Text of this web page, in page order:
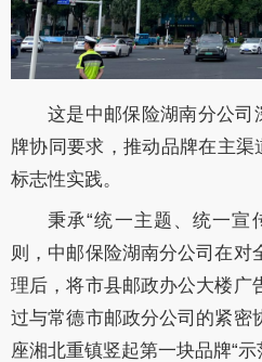
这是中邮保险湖南分公司
牌协同要求，推动品牌在主渠
标志性实践。
秉承“统一主题、统一宣
则，中邮保险湖南分公司在对
理后，将市县邮政办公大楼广
过与常德市邮政分公司的紧密
座湘北重镇竖起第一块品牌“示